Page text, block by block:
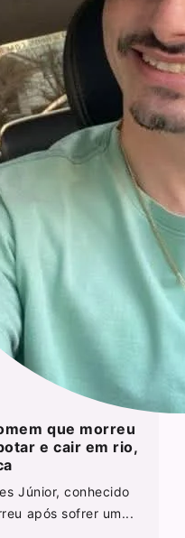
que morreu
e cair em rio,
Júnior, conhecido
após sofrer um...